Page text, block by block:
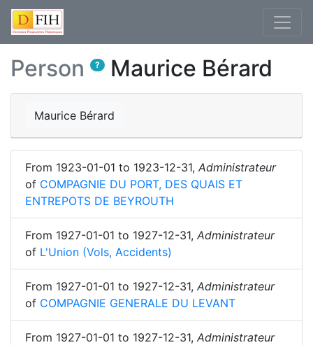
Person ? Maurice Bérard
Maurice Bérard
From 1923-01-01 to 1923-12-31, Administrateur
of COMPAGNIE DU PORT, DES QUAIS ET
ENTREPOTS DE BEYROUTH
From 1927-01-01 to 1927-12-31, Administrateur
of L'Union (Vols, Accidents)
From 1927-01-01 to 1927-12-31, Administrateur
of COMPAGNIE GENERALE DU LEVANT
From 1927-01-01 to 1927-12-31, Administrateur